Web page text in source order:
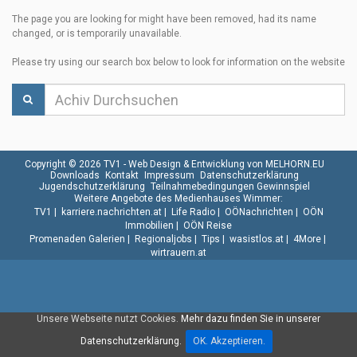
The page you are looking for might have been removed, had its name
changed, or is temporarily unavailable.
Please try using our search box below to look for information on the website
Unsere Webseite nutzt Cookies. Mehr dazu finden Sie in unserer
Datenschutzerklärung.
OK. Akzeptieren.
Copyright © 2026 TV1 - Web Design & Entwicklung von MELHORN.EU
Downloads
Kontakt Impressum
Datenschutzerklärung
Jugendschutzerklärung Teilnahmebedingungen Gewinnspiel
Weitere Angebote des Medienhauses Wimmer:
TV1
karriere.nachrichten.at| Life Radio| OÖNachrichten
OÖN
Immobilien
OÖN Reise
Promenaden Galerien
Regionaljobs Tips wasistlos.at| 4More|
wirtrauern.at